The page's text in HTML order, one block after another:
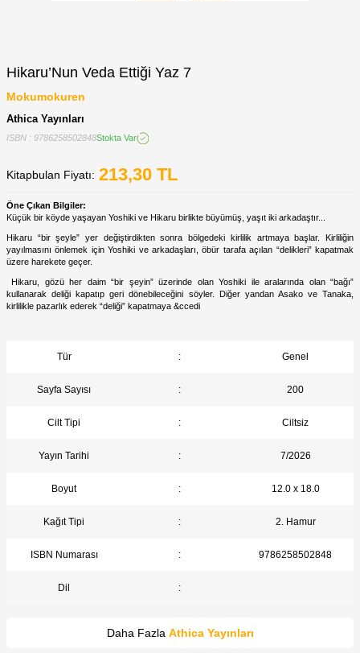
Hikaru’Nun Veda Ettiği Yaz 7
Mokumokuren
Athica Yayınları
ISBN : 9786258502848Stokta Var
Kitapbulan Fiyatı: 213,30 TL
Öne Çıkan Bilgiler:
Küçük bir köyde yaşayan Yoshiki ve Hikaru birlikte büyümüş, yaşıt iki arkadaştır...
Hikaru “bir şeyle” yer değiştirdikten sonra bölgedeki kirlilik artmaya başlar. Kirliliğin
yayılmasını önlemek için Yoshiki ve arkadaşları, öbür tarafa açılan “delikleri” kapatmak
üzere harekete geçer.
Hikaru, gözü her daim “bir şeyin” üzerinde olan Yoshiki ile aralarında olan “bağı”
kullanarak deliği kapatıp geri dönebileceğini söyler. Diğer yandan Asako ve Tanaka,
kirlilikle pazarlık ederek “deliği” kapatmaya &ccedi
Tür : Genel
Sayfa Sayısı : 200
Cilt Tipi : Ciltsiz
Yayın Tarihi : 7/2026
Boyut : 12.0 x 18.0
Kağıt Tipi : 2. Hamur
ISBN Numarası : 9786258502848
Dil :
Daha Fazla Athica Yayınları